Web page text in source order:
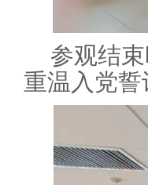
参观结
重温入党